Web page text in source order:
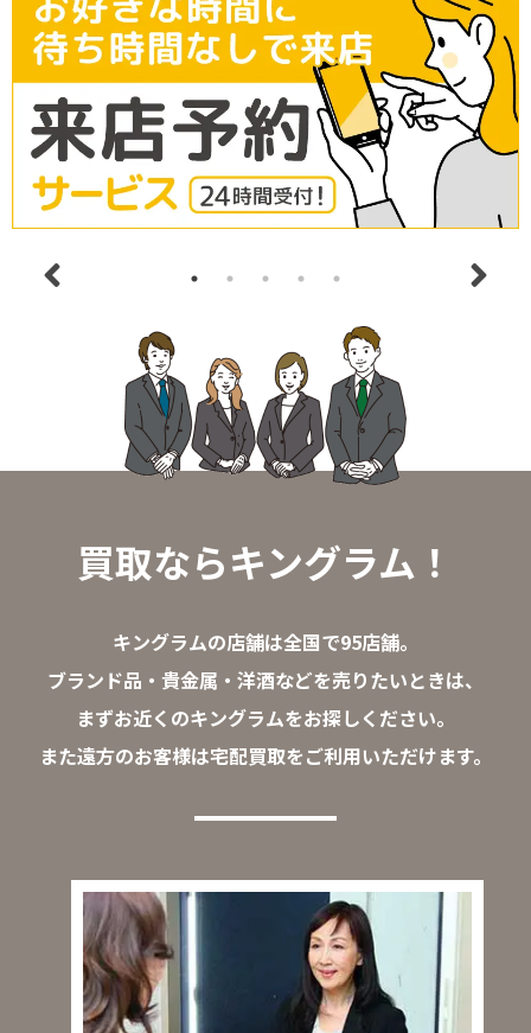
買取ならキングラム！
キングラムの店舗は全国で95店舗。
ブランド品・貴金属・洋酒などを売りたいときは、
まずお近くのキングラムをお探しください。
また遠方のお客様は宅配買取をご利用いただけます。